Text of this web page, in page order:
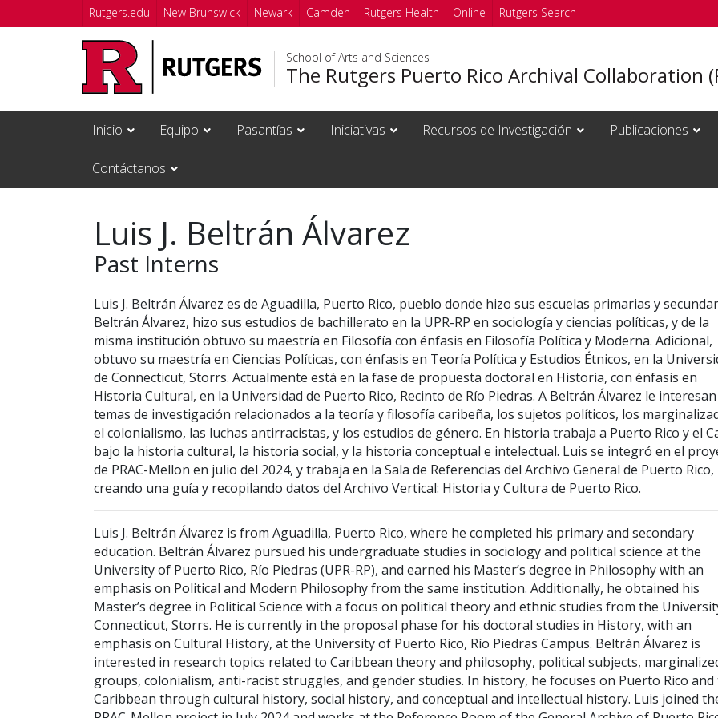
Skip to main content
Rutgers.edu New Brunswick Newark Camden Rutgers Health Online Rutgers Search
School of Arts and Sciences
The Rutgers Puerto Rico Archival Collaboration
Inicio Equipo Pasantías Iniciativas Recursos de Investigación Publicaciones
Contáctanos
Luis J. Beltrán Álvarez
Past Interns
Luis J. Beltrán Álvarez es de Aguadilla, Puerto Rico, pueblo donde hizo sus escuelas primarias y
Beltrán Álvarez, hizo sus estudios de bachillerato en la UPR-RP en sociología y ciencias políticas, y de la
misma institución obtuvo su maestría en Filosofía con énfasis en Filosofía Política y Moderna. Adicional,
obtuvo su maestría en Ciencias Políticas, con énfasis en Teoría Política y Estudios Étnicos, en la
de Connecticut, Storrs. Actualmente está en la fase de propuesta doctoral en Historia, con énfasis en
Historia Cultural, en la Universidad de Puerto Rico, Recinto de Río Piedras. A Beltrán Álvarez le
temas de investigación relacionados a la teoría y filosofía caribeña, los sujetos políticos, los
el colonialismo, las luchas antirracistas, y los estudios de género. En historia trabaja a Puerto Rico y el
bajo la historia cultural, la historia social, y la historia conceptual e intelectual. Luis se integró en el
de PRAC-Mellon en julio del 2024, y trabaja en la Sala de Referencias del Archivo General de Puerto Rico,
creando una guía y recopilando datos del Archivo Vertical: Historia y Cultura de Puerto Rico.
Luis J. Beltrán Álvarez is from Aguadilla, Puerto Rico, where he completed his primary and secondary
education. Beltrán Álvarez pursued his undergraduate studies in sociology and political science at the
University of Puerto Rico, Río Piedras (UPR-RP), and earned his Master’s degree in Philosophy with an
emphasis on Political and Modern Philosophy from the same institution. Additionally, he obtained his
Master’s degree in Political Science with a focus on political theory and ethnic studies from the
Connecticut, Storrs. He is currently in the proposal phase for his doctoral studies in History, with an
emphasis on Cultural History, at the University of Puerto Rico, Río Piedras Campus. Beltrán Álvarez is
interested in research topics related to Caribbean theory and philosophy, political subjects,
groups, colonialism, anti-racist struggles, and gender studies. In history, he focuses on Puerto Rico and
Caribbean through cultural history, social history, and conceptual and intellectual history. Luis joined